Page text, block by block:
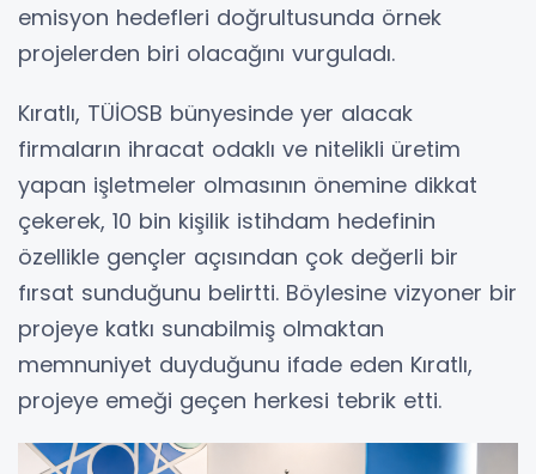
emisyon hedefleri doğrultusunda örnek
projelerden biri olacağını vurguladı.
Kıratlı, TÜİOSB bünyesinde yer alacak
firmaların ihracat odaklı ve nitelikli üretim
yapan işletmeler olmasının önemine dikkat
çekerek, 10 bin kişilik istihdam hedefinin
özellikle gençler açısından çok değerli bir
fırsat sunduğunu belirtti. Böylesine vizyoner bir
projeye katkı sunabilmiş olmaktan
memnuniyet duyduğunu ifade eden Kıratlı,
projeye emeği geçen herkesi tebrik etti.